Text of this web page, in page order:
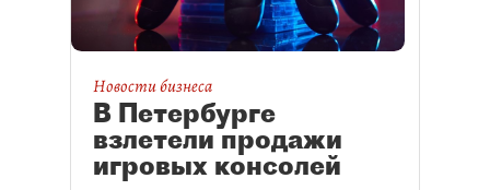
Новости бизнеса
В Петербурге
взлетели продажи
игровых консолей